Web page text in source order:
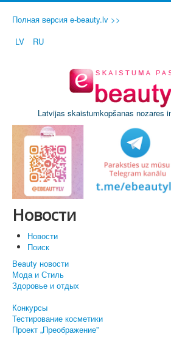
Полная версия e-beauty.lv >>
LV
RU
Latvijas skaistumkopšanas nozares
Новости
Новости
Поиск
Beauty новости
Мода и Стиль
Здоровье и отдых
Конкурсы
Тестирование косметики
Проект „Преображение”